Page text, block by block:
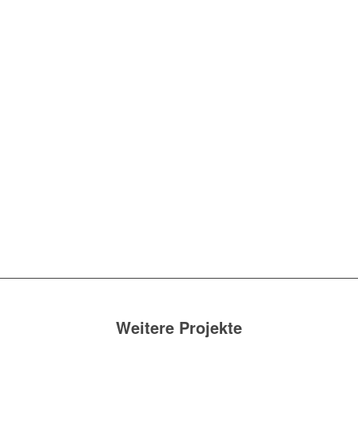
Weitere Projekte